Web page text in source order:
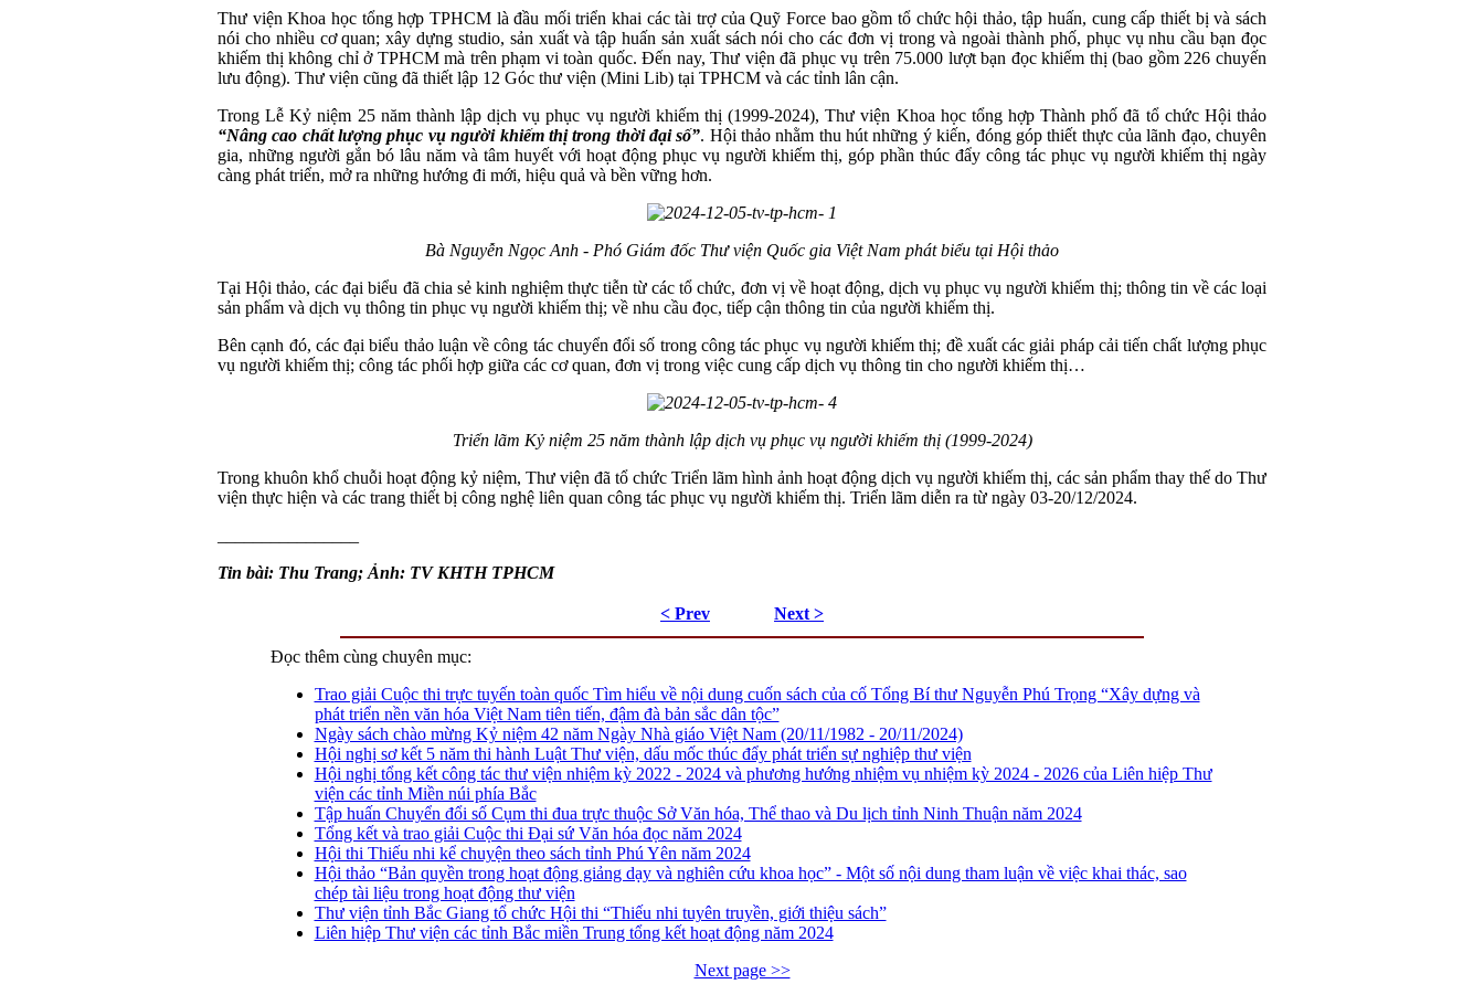
Thư viện Khoa học tổng hợp TPHCM là đầu mối triển khai các tài trợ của Quỹ Force bao gồm tổ chức hội thảo, tập huấn, cung cấp thiết bị và sách
nói cho nhiều cơ quan; xây dựng studio, sản xuất và tập huấn sản xuất sách nói cho các đơn vị trong và ngoài thành phố, phục vụ nhu cầu bạn đọc
khiếm thị không chỉ ở TPHCM mà trên phạm vi toàn quốc. Đến nay, Thư viện đã phục vụ trên 75.000 lượt bạn đọc khiếm thị (bao gồm 226 chuyến
lưu động). Thư viện cũng đã thiết lập 12 Góc thư viện (Mini Lib) tại TPHCM và các tỉnh lân cận.
Trong Lễ Kỷ niệm 25 năm thành lập dịch vụ phục vụ người khiếm thị (1999-2024), Thư viện Khoa học tổng hợp Thành phố đã tổ chức Hội thảo
“Nâng cao chất lượng phục vụ người khiếm thị trong thời đại số”. Hội thảo nhằm thu hút những ý kiến, đóng góp thiết thực của lãnh đạo, chuyên
gia, những người gắn bó lâu năm và tâm huyết với hoạt động phục vụ người khiếm thị, góp phần thúc đẩy công tác phục vụ người khiếm thị ngày
càng phát triển, mở ra những hướng đi mới, hiệu quả và bền vững hơn.
Bà Nguyễn Ngọc Anh - Phó Giám đốc Thư viện Quốc gia Việt Nam phát biểu tại Hội thảo
Tại Hội thảo, các đại biểu đã chia sẻ kinh nghiệm thực tiễn từ các tổ chức, đơn vị về hoạt động, dịch vụ phục vụ người khiếm thị; thông tin về các loại
sản phẩm và dịch vụ thông tin phục vụ người khiếm thị; về nhu cầu đọc, tiếp cận thông tin của người khiếm thị.
Bên cạnh đó, các đại biểu thảo luận về công tác chuyển đổi số trong công tác phục vụ người khiếm thị; đề xuất các giải pháp cải tiến chất lượng phục
vụ người khiếm thị; công tác phối hợp giữa các cơ quan, đơn vị trong việc cung cấp dịch vụ thông tin cho người khiếm thị…
Triển lãm Kỷ niệm 25 năm thành lập dịch vụ phục vụ người khiếm thị (1999-2024)
Trong khuôn khổ chuỗi hoạt động kỷ niệm, Thư viện đã tổ chức Triển lãm hình ảnh hoạt động dịch vụ người khiếm thị, các sản phẩm thay thế do Thư
viện thực hiện và các trang thiết bị công nghệ liên quan công tác phục vụ người khiếm thị. Triển lãm diễn ra từ ngày 03-20/12/2024.
Tin bài: Thu Trang; Ảnh: TV KHTH TPHCM
< Prev Next >
Đọc thêm cùng chuyên mục:
Trao giải Cuộc thi trực tuyến toàn quốc Tìm hiểu về nội dung cuốn sách của cố Tổng Bí thư Nguyễn Phú Trọng “Xây dựng và
phát triển nền văn hóa Việt Nam tiên tiến, đậm đà bản sắc dân tộc”
Ngày sách chào mừng Kỷ niệm 42 năm Ngày Nhà giáo Việt Nam (20/11/1982 - 20/11/2024)
Hội nghị sơ kết 5 năm thi hành Luật Thư viện, dấu mốc thúc đẩy phát triển sự nghiệp thư viện
Hội nghị tổng kết công tác thư viện nhiệm kỳ 2022 - 2024 và phương hướng nhiệm vụ nhiệm kỳ 2024 - 2026 của Liên hiệp Thư
viện các tỉnh Miền núi phía Bắc
Tập huấn Chuyển đổi số Cụm thi đua trực thuộc Sở Văn hóa, Thể thao và Du lịch tỉnh Ninh Thuận năm 2024
Tổng kết và trao giải Cuộc thi Đại sứ Văn hóa đọc năm 2024
Hội thi Thiếu nhi kể chuyện theo sách tỉnh Phú Yên năm 2024
Hội thảo “Bản quyền trong hoạt động giảng dạy và nghiên cứu khoa học” - Một số nội dung tham luận về việc khai thác, sao
chép tài liệu trong hoạt động thư viện
Thư viện tỉnh Bắc Giang tổ chức Hội thi “Thiếu nhi tuyên truyền, giới thiệu sách”
Liên hiệp Thư viện các tỉnh Bắc miền Trung tổng kết hoạt động năm 2024
Next page >>